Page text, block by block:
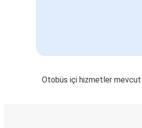
Otobüs içi hizmetler mevcut